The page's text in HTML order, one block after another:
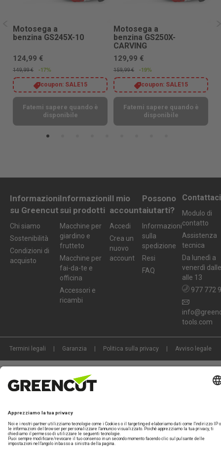
Motosega a
benzina GS245X-10
124,99 €
149,99 € -17%
coupon: SALE15
Fatemi sapere quando è
disponibile
Motosega a
benzina GS250X-
CARVING
129,99 €
159,99 € -19%
coupon: SALE15
Fatemi sapere quando è
disponibile
Informazioni
su Greencut
Chi siamo
Sostenibilità
Condizioni di
acquisto
Informazioni
sui prodotti
Macchine per
giardino e
frutteto
Macchine per
fai-da-te e
officina
Accessori e
ricambi
Il mio
account
Accedi
Crea un
nuovo
account
Possono
aiutarti?
Informazioni
sulla
spedizione
Resi
FAQ
Contattaci
Modulo di
contatto
Assistenza
tecnica
Da lunedì a
venerdì
alle 13
977 772
tools.com
Termini legali Garanzia Politica sulla privacy Avviso legale
Beself Brands